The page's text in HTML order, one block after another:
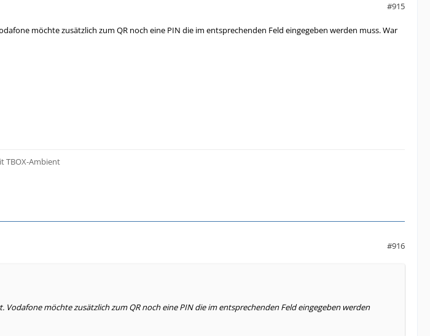
#915
möchte zusätzlich zum QR noch eine PIN die im entsprechenden Feld eingegeben werden muss. War
TBOX-Ambient
#916
Vodafone möchte zusätzlich zum QR noch eine PIN die im entsprechenden Feld eingegeben werden